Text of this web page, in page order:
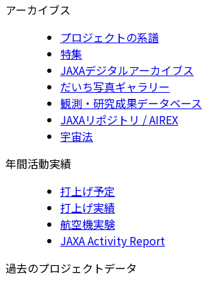
アーカイブス
プロジェクトの系譜
特集
JAXAデジタルアーカイブス
だいち写真ギャラリー
観測・研究成果データベース
JAXAリポジトリ / AIREX
宇宙法
年間活動実績
打上げ予定
打上げ実績
航空機実験
JAXA Activity Report
過去のプロジェクトデータ